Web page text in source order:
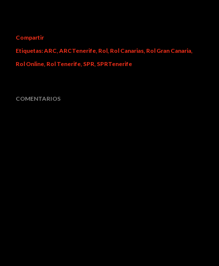
Compartir
Etiquetas:ARC ARCTenerife Rol Rol Canarias Rol Gran Canaria
Rol Online Rol Tenerife SPR SPRTenerife
COMENTARIOS